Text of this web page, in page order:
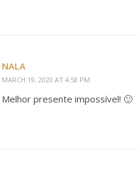
NALA
MARCH 19, 2020 AT 4:58 PM
Melhor presente impossível! 🙂